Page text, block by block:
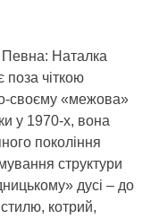
Певна: Наталка
поза чіткою
своєму «межова»
у 1970-х, вона
покоління
структури
дусі – до
котрий,